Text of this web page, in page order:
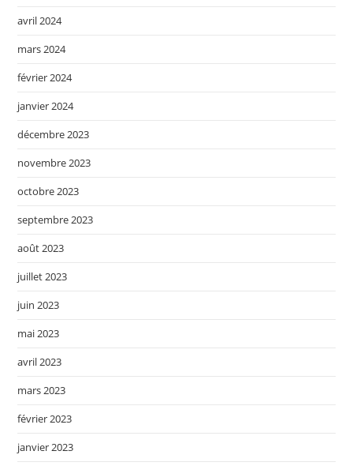
avril 2024
mars 2024
février 2024
janvier 2024
décembre 2023
novembre 2023
octobre 2023
septembre 2023
août 2023
juillet 2023
juin 2023
mai 2023
avril 2023
mars 2023
février 2023
janvier 2023